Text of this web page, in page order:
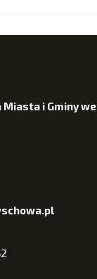
i Gminy